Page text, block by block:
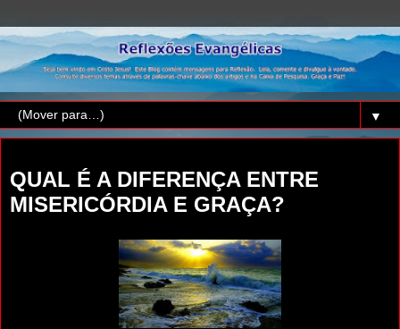
▼
QUAL É A DIFERENÇA ENTRE
MISERICÓRDIA E GRAÇA?